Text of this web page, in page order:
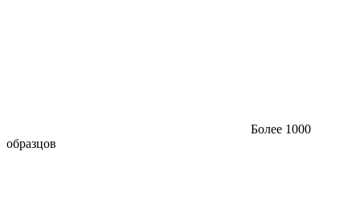
Более 1000
образцов